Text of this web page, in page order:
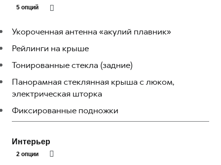
5 опций
Укороченная антенна «акулий плавник»
Рейлинги на крыше
Тонированные стекла (задние)
Панорамная стеклянная крыша с люком,
электрическая шторка
Фиксированные подножки
Интерьер
2 опции